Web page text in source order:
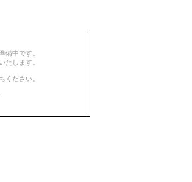
備中です。
たします。
ください。